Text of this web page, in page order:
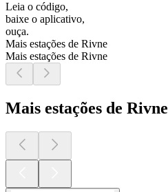
Leia o código,
baixe o aplicativo,
ouça.
Mais estações de Rivne
Mais estações de Rivne
Mais estações de Rivne